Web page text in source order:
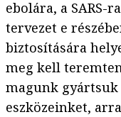
ebolára, a SARS-
tervezet e
biztosítására
meg kell
magunk gyártsuk
eszközeinket,